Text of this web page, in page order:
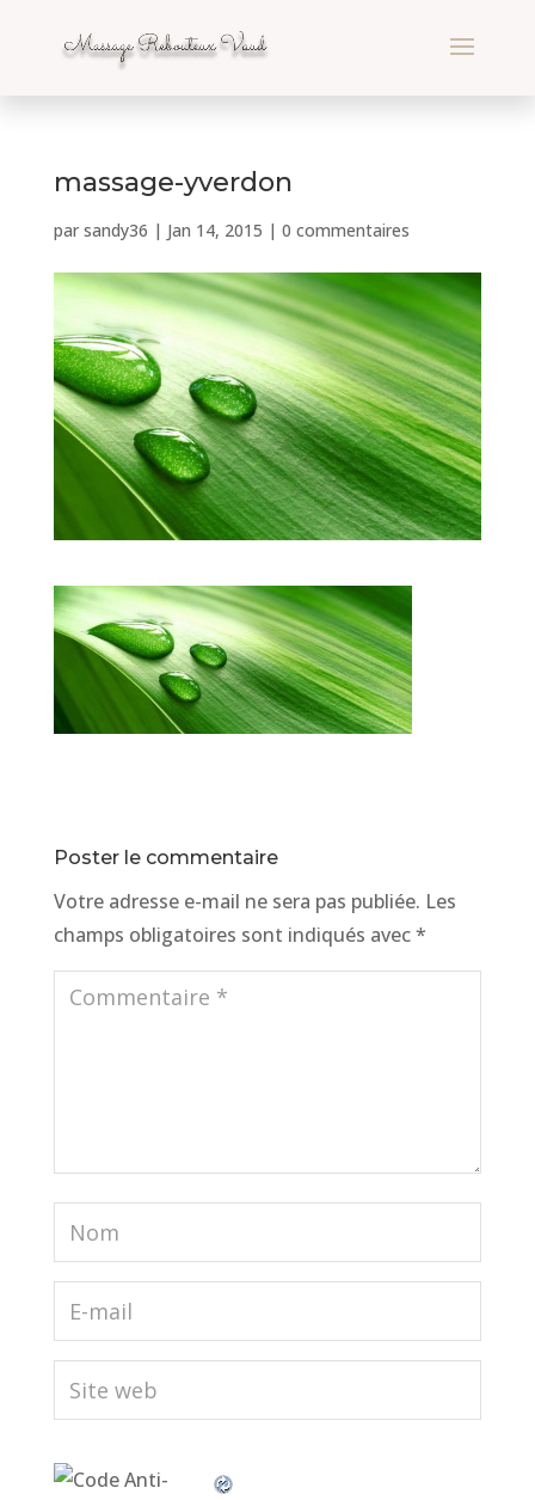
massage-yverdon
par sandy36 | Jan 14, 2015 | 0 commentaires
Poster le commentaire
Votre adresse e-mail ne sera pas publiée. Les
champs obligatoires sont indiqués avec*